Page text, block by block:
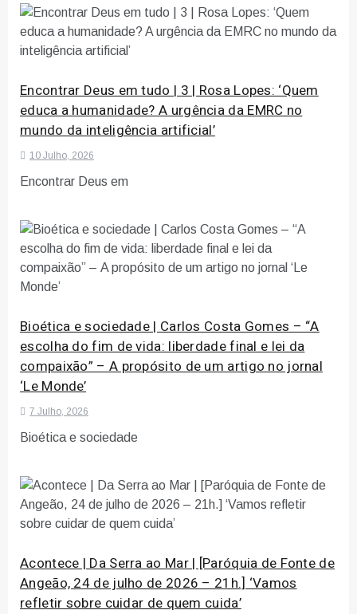
Encontrar Deus em tudo | 3 | Rosa Lopes: ‘Quem
educa a humanidade? A urgência da EMRC no
mundo da inteligência artificial’
10 Julho, 2026
Encontrar Deus em
Bioética e sociedade | Carlos Costa Gomes – “A
escolha do fim de vida: liberdade final e lei da
compaixão” – A propósito de um artigo no jornal
‘Le Monde’
7 Julho, 2026
Bioética e sociedade
Acontece | Da Serra ao Mar | [Paróquia de Fonte de
Angeão, 24 de julho de 2026 – 21h.] ‘Vamos
refletir sobre cuidar de quem cuida’